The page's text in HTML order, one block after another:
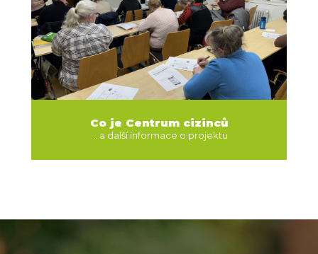
Co je Centrum cizinců
... a další informace o projektu